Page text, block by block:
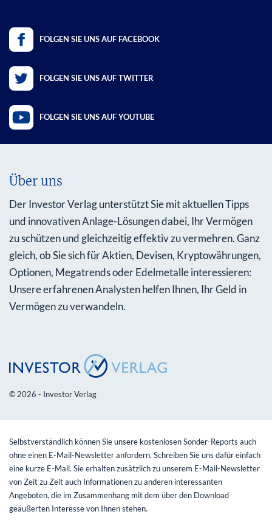
FOLGEN SIE UNS AUF FACEBOOK
FOLGEN SIE UNS AUF TWITTER
FOLGEN SIE UNS AUF YOUTUBE
Über uns
Der Investor Verlag unterstützt Sie mit aktuellen Tipps
und innovativen Anlage-Lösungen dabei, Ihr Vermögen
zu schützen und gleichzeitig effektiv zu vermehren. Ganz
gleich, ob Sie sich für Aktien, Devisen, Kryptowährungen,
Optionen, Megatrends oder Edelmetalle interessieren:
Unsere erfahrenen Analysten helfen Ihnen, Ihr Geld in
Vermögen zu verwandeln.
© 2026 - Investor Verlag
Selbstverständlich können Sie unsere kostenlosen Sonder-Reports auch
ohne einen E-Mail-Newsletter anfordern. Schreiben Sie uns dafür einfach
eine kurze E-Mail. Sie erhalten zusätzlich zu unserem E-Mail-Newsletter
von Zeit zu Zeit auch Informationen zu anderen interessanten
Angeboten, die im Zusammenhang mit dem über den Download
geäußerten Interesse von Ihnen stehen.